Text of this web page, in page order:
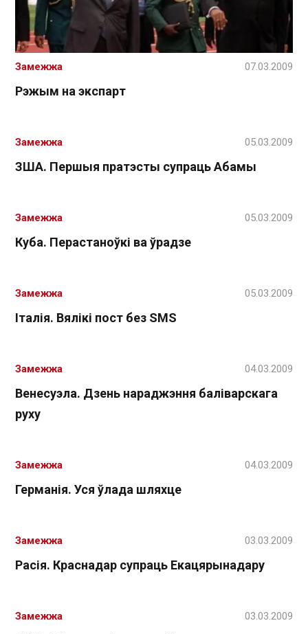
Рэжым на экспарт
Замежжа 07.03.2009
ЗША. Першыя пратэсты супраць Абамы
Замежжа 05.03.2009
Куба. Перастаноўкі ва ўрадзе
Замежжа 05.03.2009
Італія. Вялікі пост без SMS
Замежжа 05.03.2009
Венесуэла. Дзень нараджэння баліварскага
руху
Замежжа 04.03.2009
Германія. Уся ўлада шляхце
Замежжа 04.03.2009
Расія. Краснадар супраць Екацярынадару
Замежжа 03.03.2009
Замежжа 03.03.2009